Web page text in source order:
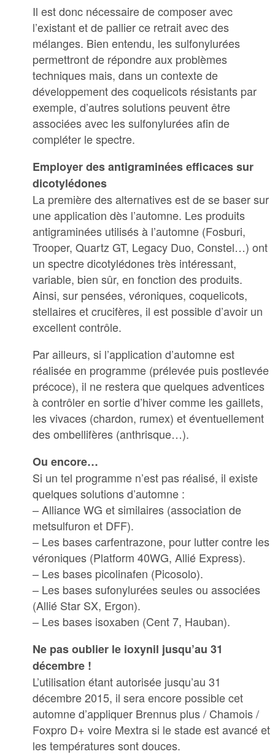
Il est donc nécessaire de composer avec
l’existant et de pallier ce retrait avec des
mélanges. Bien entendu, les sulfonylurées
permettront de répondre aux problèmes
techniques mais, dans un contexte de
développement des coquelicots résistants par
exemple, d’autres solutions peuvent être
associées avec les sulfonylurées afin de
compléter le spectre.
Employer des antigraminées efficaces sur
dicotylédones
La première des alternatives est de se baser sur
une application dès l’automne. Les produits
antigraminées utilisés à l’automne (Fosburi,
Trooper, Quartz GT, Legacy Duo, Constel…) ont
un spectre dicotylédones très intéressant,
variable, bien sûr, en fonction des produits.
Ainsi, sur pensées, véroniques, coquelicots,
stellaires et crucifères, il est possible d’avoir un
excellent contrôle.
Par ailleurs, si l’application d’automne est
réalisée en programme (prélevée puis postlevée
précoce), il ne restera que quelques adventices
à contrôler en sortie d’hiver comme les gaillets,
les vivaces (chardon, rumex) et éventuellement
des ombellifères (anthrisque…).
Ou encore…
Si un tel programme n’est pas réalisé, il existe
quelques solutions d’automne :
– Alliance WG et similaires (association de
metsulfuron et DFF).
– Les bases carfentrazone, pour lutter contre les
véroniques (Platform 40WG, Allié Express).
– Les bases picolinafen (Picosolo).
– Les bases sufonylurées seules ou associées
(Allié Star SX, Ergon).
– Les bases isoxaben (Cent 7, Hauban).
Ne pas oublier le ioxynil jusqu’au 31
décembre !
L’utilisation étant autorisée jusqu’au 31
décembre 2015, il sera encore possible cet
automne d’appliquer Brennus plus / Chamois /
Foxpro D+ voire Mextra si le stade est avancé et
les températures sont douces.